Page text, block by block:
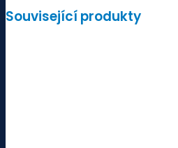
Související produkty